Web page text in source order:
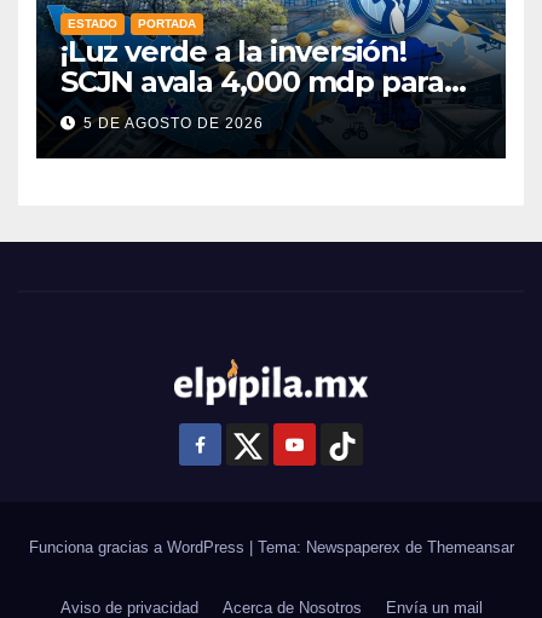
ESTADO PORTADA
¡Luz verde a la inversión!
SCJN avala 4,000 mdp para
Guanajuato: ¿en qué se usará
este dinero?
5 DE AGOSTO DE 2026
Funciona gracias a WordPress Tema: Newspaperex de Themeansar
Aviso de privacidad Acerca de Nosotros Envía un mail